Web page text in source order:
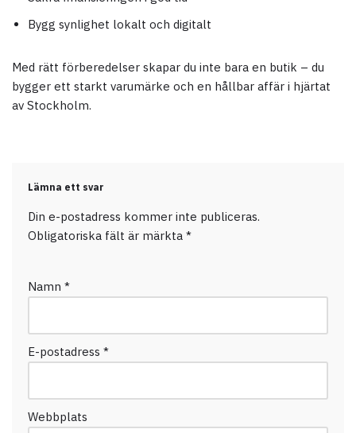
Bygg synlighet lokalt och digitalt
Med rätt förberedelser skapar du inte bara en butik – du
bygger ett starkt varumärke och en hållbar affär i hjärtat
av Stockholm.
Lämna ett svar
Din e-postadress kommer inte publiceras.
Obligatoriska fält är märkta *
Namn *
E-postadress *
Webbplats